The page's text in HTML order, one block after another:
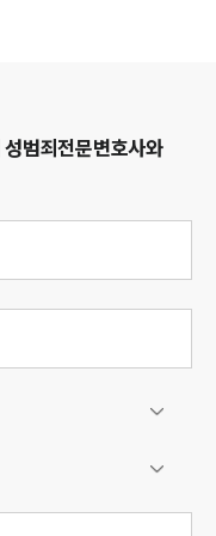
성범죄전문변호사와